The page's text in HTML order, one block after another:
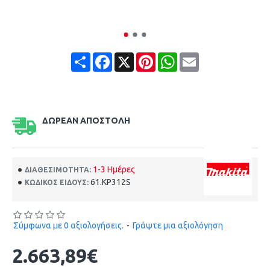
ShareFacebook
X PinterestWhatsApp
Email
ΔΩΡΕΆΝ ΑΠΟΣΤΟΛΉ
ΔΙΑΘΕΣΙΜΌΤΗΤΑ: 1-3 Ημέρες
ΚΩΔΙΚΌΣ ΕΊΔΟΥΣ: 61.KP312S
Σύμφωνα με 0 αξιολογήσεις. - Γράψτε μια αξιολόγηση
2.663,89€